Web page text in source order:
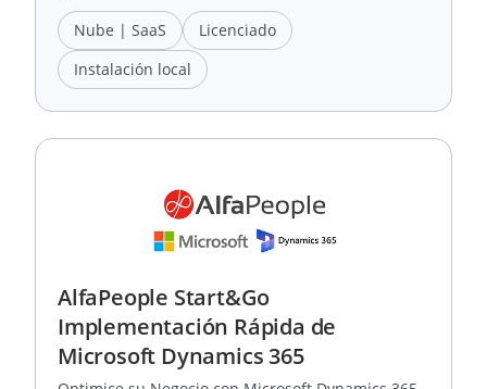
Nube | SaaS
Licenciado
Instalación local
AlfaPeople Start&Go
Implementación Rápida de
Microsoft Dynamics 365